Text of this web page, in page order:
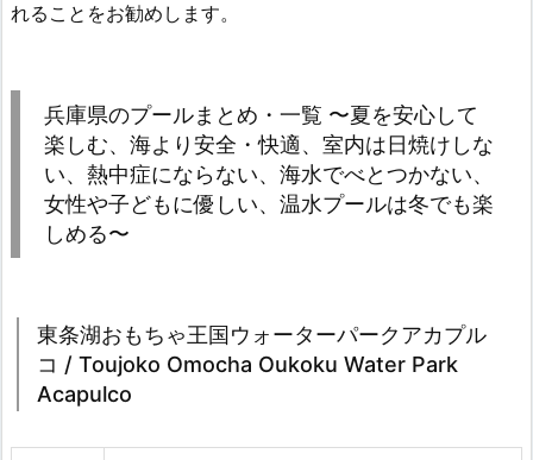
れることをお勧めします。
兵庫県のプールまとめ・一覧 〜夏を安心して
楽しむ、海より安全・快適、室内は日焼けしな
い、熱中症にならない、海水でべとつかない、
女性や子どもに優しい、温水プールは冬でも楽
しめる〜
東条湖おもちゃ王国ウォーターパークアカプル
コ / Toujoko Omocha Oukoku Water Park
Acapulco